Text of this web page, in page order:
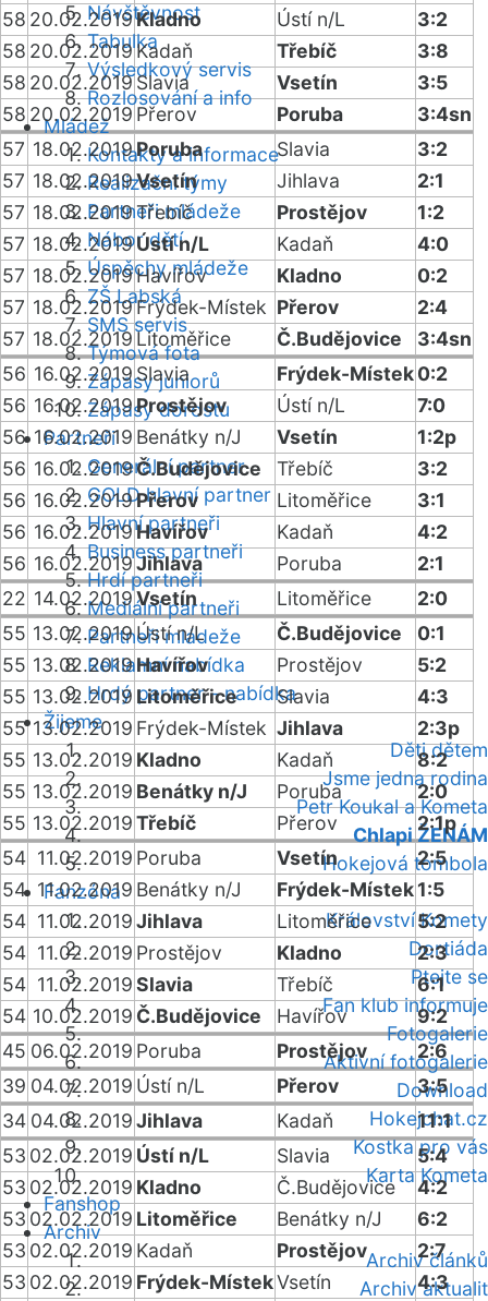
Návštěvnost
Tabulka
Výsledkový servis
Rozlosování a info
Mládež
Kontakty a informace
Realizační týmy
Partneři mládeže
Nábor dětí
Úspěchy mládeže
ZŠ Labská
SMS servis
Týmová fota
Zápasy juniorů
Zápasy dorostu
Partneři
Generální partner
GOLD hlavní partner
Hlavní partneři
Business partneři
Hrdí partneři
Mediální partneři
Partneři mládeže
Reklamní nabídka
Hrdý partner - nabídka
Žijeme
Děti dětem
Jsme jedna rodina
Petr Koukal a Kometa
Chlapi ŽENÁM
Hokejová tombola
Fanzóna
Království Komety
Dortiáda
Ptejte se
Fan klub informuje
Fotogalerie
Aktivní fotogalerie
Download
Hokejchat.cz
Kostka pro vás
Karta Kometa
Fanshop
Archiv
Archiv článků
Archiv aktualit
58 20.02.2019Kladno Ústí n/L
3:2
58 20.02.2019 Kadaň Třebíč
3:8
58 20.02.2019Slavia Vsetín
3:5
58 20.02.2019 Přerov Poruba
3:4sn
57 18.02.2019Poruba Slavia
3:2
57 18.02.2019Vsetín Jihlava
2:1
57 18.02.2019Třebíč Prostějov
1:2
57 18.02.2019Ústí n/L Kadaň
4:0
57 18.02.2019Havířov Kladno
0:2
57 18.02.2019Frýdek-Místek Přerov
2:4
57 18.02.2019Litoměřice Č.Budějovice
3:4sn
56 16.02.2019Slavia Frýdek-Místek0:2
56 16.02.2019Prostějov Ústí n/L
7:0
56 16.02.2019 Benátky n/J Vsetín
1:2p
56 16.02.2019Č.Budějovice Třebíč
3:2
56 16.02.2019Přerov Litoměřice
3:1
56 16.02.2019Havířov Kadaň
4:2
56 16.02.2019Jihlava Poruba
2:1
22 14.02.2019Vsetín Litoměřice
2:0
55 13.02.2019Ústí n/L Č.Budějovice
0:1
55 13.02.2019Havířov Prostějov
5:2
55 13.02.2019 Litoměřice Slavia
4:3
55 13.02.2019 Frýdek-Místek Jihlava
2:3p
55 13.02.2019 Kladno Kadaň
8:2
55 13.02.2019 Benátky n/J Poruba
2:0
55 13.02.2019Třebíč Přerov
2:1p
54 11.02.2019 Poruba Vsetín
2:5
54 11.02.2019 Benátky n/J Frýdek-Místek1:5
54 11.02.2019Jihlava Litoměřice
5:2
54 11.02.2019 Prostějov Kladno
2:3
54 11.02.2019Slavia Třebíč
6:1
54 10.02.2019 Č.Budějovice Havířov
9:2
45 06.02.2019 Poruba Prostějov
2:6
39 04.02.2019 Ústí n/L Přerov
3:5
34 04.02.2019Jihlava Kadaň
11:1
53 02.02.2019 Ústí n/L Slavia
5:4
53 02.02.2019 Kladno Č.Budějovice
4:2
53 02.02.2019 Litoměřice Benátky n/J
6:2
53 02.02.2019 Kadaň Prostějov
2:7
53 02.02.2019 Frýdek-MístekVsetín
4:3